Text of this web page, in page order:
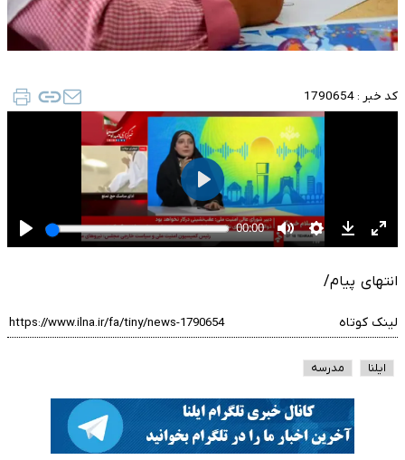
کد خبر : 1790654
انتهای پیام/
لینک کوتاه
ایلنا مدرسه